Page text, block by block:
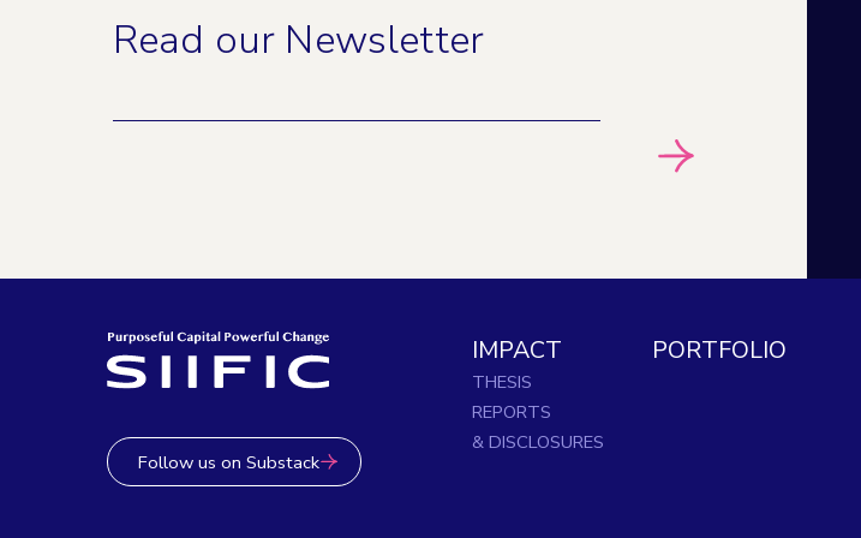
Read our Newsletter
Follow us on Substack
IMPACT
THESIS
REPORTS
& DISCLOSURES
PORTFOLIO